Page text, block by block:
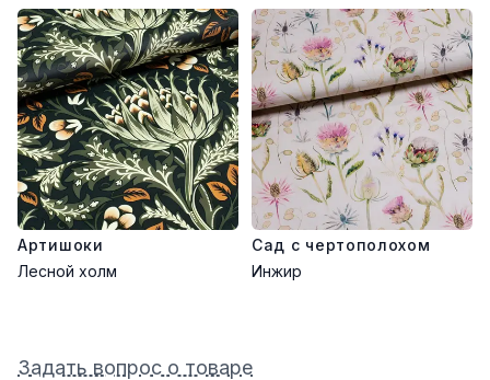
Артишоки
Лесной холм
Сад с чертополохом
Инжир
Задать вопрос о товаре